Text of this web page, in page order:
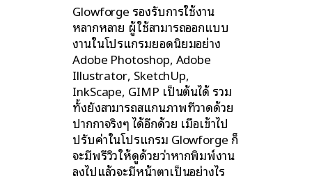
Glowforge รองรับการใช้งาน
หลากหลาย ผู้ใช้สามารถออกแบบ
งานในโปรแกรมยอดนิยมอย่าง
Adobe Photoshop, Adobe
Illustrator, SketchUp,
InkScape, GIMP เป็นต้นได้ รวม
ทั้งยังสามารถสแกนภาพที่วาดด้วย
ปากกาจริงๆ ได้อีกด้วย เมื่อเข้าไป
ปรับค่าในโปรแกรม Glowforge ก็
จะมีพรีวิวให้ดูด้วยว่าหากพิมพ์งาน
ลงไปแล้วจะมีหน้าตาเป็นอย่างไร